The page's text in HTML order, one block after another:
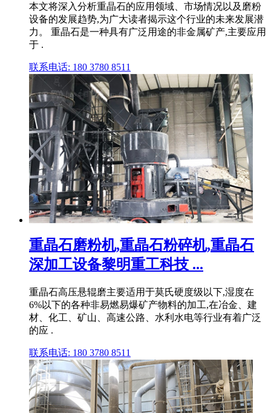
本文将深入分析重晶石的应用领域、市场情况以及磨粉
设备的发展趋势,为广大读者揭示这个行业的未来发展潜
力。 重晶石是一种具有广泛用途的非金属矿产,主要应用
于 .
联系电话: 180 3780 8511
重晶石磨粉机,重晶石粉碎机,重晶石
深加工设备黎明重工科技 ...
重晶石高压悬辊磨主要适用于莫氏硬度级以下,湿度在
6%以下的各种非易燃易爆矿产物料的加工,在冶金、建
材、化工、矿山、高速公路、水利水电等行业有着广泛
的应 .
联系电话: 180 3780 8511